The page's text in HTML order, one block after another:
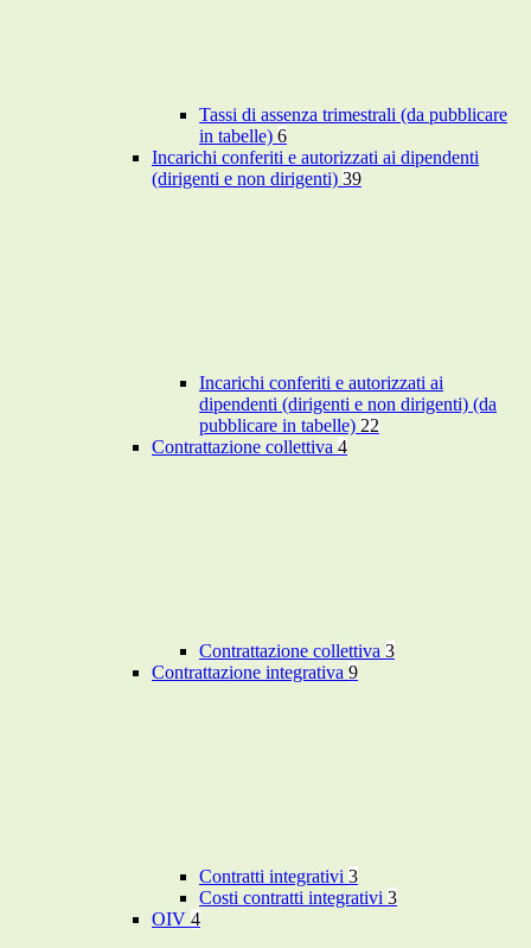
Tassi di assenza trimestrali (da pubblicare
in tabelle) 6
Incarichi conferiti e autorizzati ai dipendenti
(dirigenti e non dirigenti) 39
Incarichi conferiti e autorizzati ai
dipendenti (dirigenti e non dirigenti) (da
pubblicare in tabelle) 22
Contrattazione collettiva 4
Contrattazione collettiva 3
Contrattazione integrativa 9
Contratti integrativi 3
Costi contratti integrativi 3
OIV 4